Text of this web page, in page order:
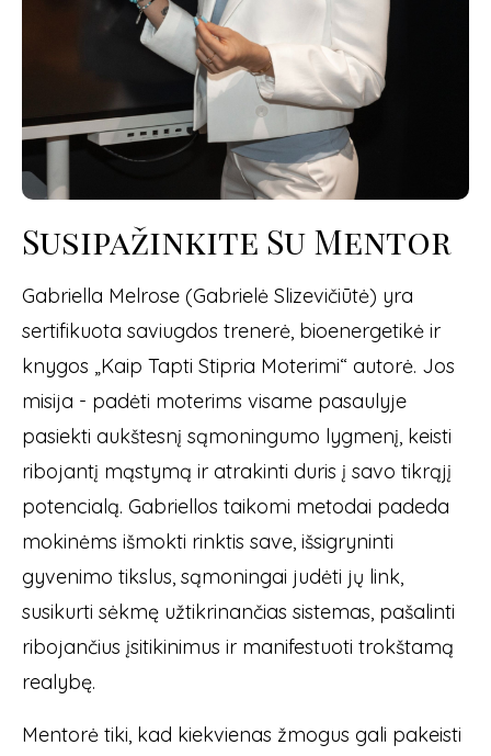
Susipažinkite Su Mentor
Gabriella Melrose (Gabrielė Slizevičiūtė) yra
sertifikuota saviugdos trenerė, bioenergetikė ir
knygos „Kaip Tapti Stipria Moterimi“ autorė. Jos
misija - padėti moterims visame pasaulyje
pasiekti aukštesnį sąmoningumo lygmenį, keisti
ribojantį mąstymą ir atrakinti duris į savo tikrąjį
potencialą. Gabriellos taikomi metodai padeda
mokinėms išmokti rinktis save, išsigryninti
gyvenimo tikslus, sąmoningai judėti jų link,
susikurti sėkmę užtikrinančias sistemas, pašalinti
ribojančius įsitikinimus ir manifestuoti trokštamą
realybę.
Mentorė tiki, kad kiekvienas žmogus gali pakeisti